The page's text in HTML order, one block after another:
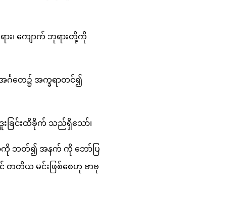
ား၊ ကျောက် ဘုရားတို့ကို
ဂတေ၌ အက္ခရာတင်၍
းခြင်းထိခိုက် သည်ရှိသော်၊
စာကို ဘတ်၍ အနက် ကို ဘော်ပြ
တိယ မင်းဖြစ်စေဟု ဗာဗု